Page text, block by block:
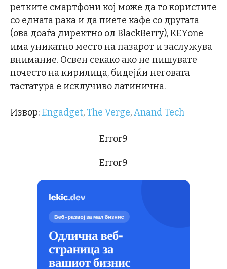
ретките смартфони кој може да го користите
со едната рака и да пиете кафе со другата
(ова доаѓа директно од BlackBerry), KEYone
има уникатно место на пазарот и заслужува
внимание. Освен секако ако не пишувате
почесто на кирилица, бидејќи неговата
тастатура е исклучиво латинична.
Извор:Engadget, The Verge,Anand Tech
Error9
Error9